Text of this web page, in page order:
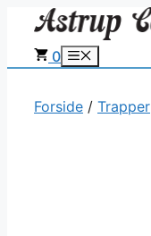
indhold0 Menu
Forside / Trapper